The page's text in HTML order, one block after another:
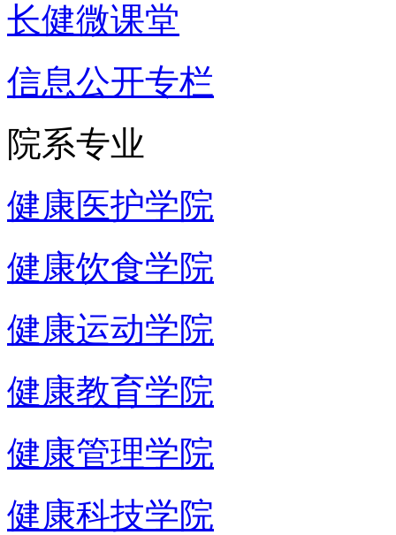
长健微课堂
信息公开专栏
院系专业
健康医护学院
健康饮食学院
健康运动学院
健康教育学院
健康管理学院
健康科技学院